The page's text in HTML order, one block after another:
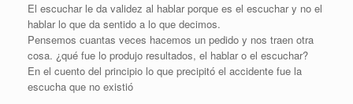
El escuchar le da validez al hablar porque es el escuchar y no el
hablar lo que da sentido a lo que decimos.
Pensemos cuantas veces hacemos un pedido y nos traen otra
cosa. ¿qué fue lo produjo resultados, el hablar o el escuchar?
En el cuento del principio lo que precipitó el accidente fue la
escucha que no existió